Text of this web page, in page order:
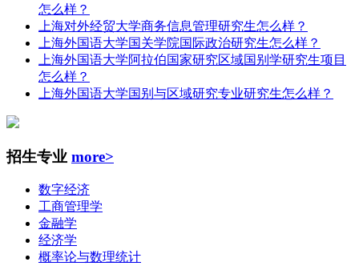
怎么样？
上海对外经贸大学商务信息管理研究生怎么样？
上海外国语大学国关学院国际政治研究生怎么样？
上海外国语大学阿拉伯国家研究区域国别学研究生项目
怎么样？
上海外国语大学国别与区域研究专业研究生怎么样？
招生专业 more>
数字经济
工商管理学
金融学
经济学
概率论与数理统计